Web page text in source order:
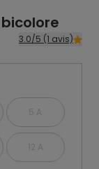
3.0/5 (1 avis)
5 A
12 A